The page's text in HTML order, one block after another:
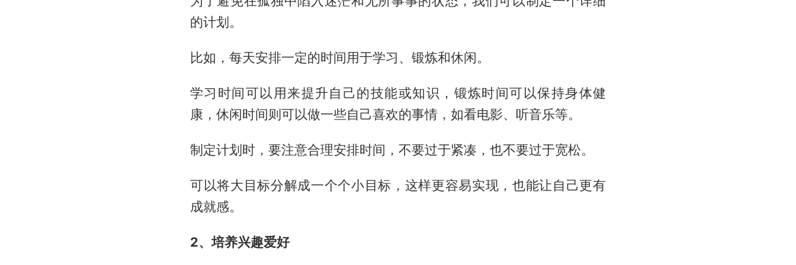
的计划。
比如，每天安排一定的时间用于学习、锻炼和休闲。
学习时间可以用来提升自己的技能或知识，锻炼时间可以保持身体健
康，休闲时间则可以做一些自己喜欢的事情，如看电影、听音乐等。
制定计划时，要注意合理安排时间，不要过于紧凑，也不要过于宽松。
可以将大目标分解成一个个小目标，这样更容易实现，也能让自己更有
成就感。
2、培养兴趣爱好